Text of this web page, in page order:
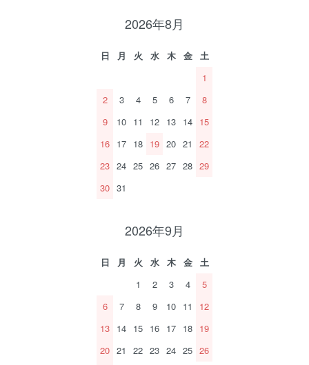
2026年8月
日 月 火 水 木 金
土
1
2
3 4 5 6 7
8
9
10 11 12 13 14 15
16 17 18 19 20 21
22
23 24 25 26 27 28 29
30 31
2026年9月
日 月 火 水 木 金
土
1
2 3 4
5
6
7 8 9 10 11
12
13 14 15 16 17 18 19
20 21 22 23 24 25 26